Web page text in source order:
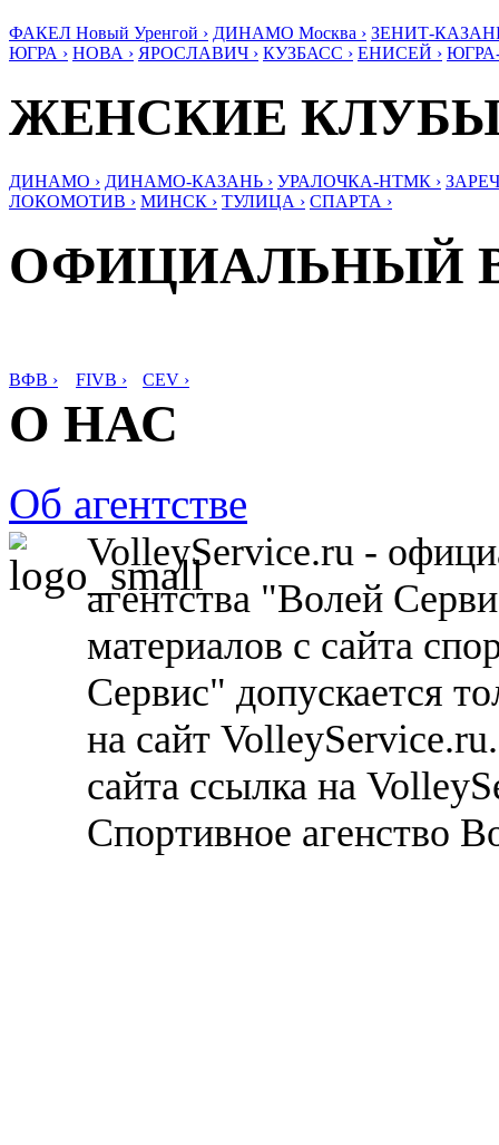
ФАКЕЛ Новый Уренгой › ДИНАМО Москва › ЗЕНИТ-
ЮГРА › НОВА › ЯРОСЛАВИЧ › КУЗБАСС › ЕНИСЕЙ ›
ЖЕНСКИЕ
ДИНАМО › ДИНАМО-КАЗАНЬ › УРАЛОЧКА-НТМК ›
ЛОКОМОТИВ › МИНСК › ТУЛИЦА › СПАРТА ›
ОФИЦИАЛЬНЫЙ
ВФВ › FIVB › CEV ›
О НАС
Об агентстве
VolleyService.ru -
агентства "Волей
материалов с сайта
Сервис" допускается
на сайт
сайта ссылка на
Спортивное агенство